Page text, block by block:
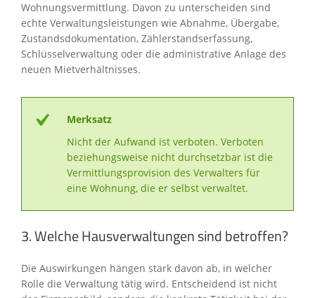
Wohnungsvermittlung. Davon zu unterscheiden sind
echte Verwaltungsleistungen wie Abnahme, Übergabe,
Zustandsdokumentation, Zählerstandserfassung,
Schlüsselverwaltung oder die administrative Anlage des
neuen Mietverhältnisses.
Merksatz
Nicht der Aufwand ist verboten. Verboten
beziehungsweise nicht durchsetzbar ist die
Vermittlungsprovision des Verwalters für
eine Wohnung, die er selbst verwaltet.
3. Welche Hausverwaltungen sind betroffen?
Die Auswirkungen hängen stark davon ab, in welcher
Rolle die Verwaltung tätig wird. Entscheidend ist nicht